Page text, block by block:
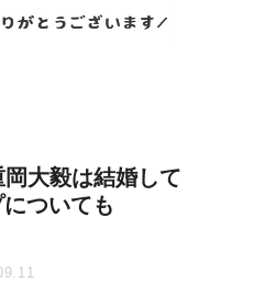
大毅は結婚して
ついても